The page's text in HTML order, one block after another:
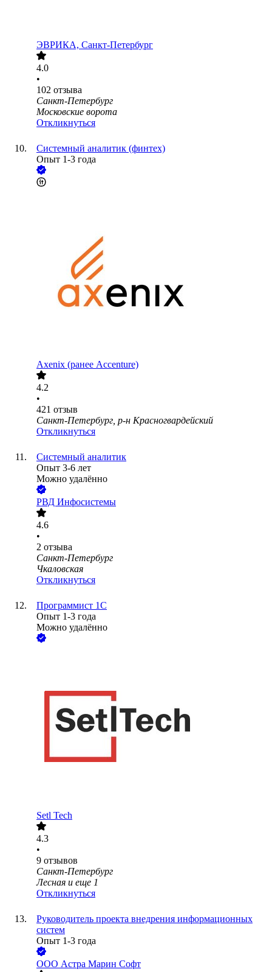
ЭВРИКА, Санкт-Петербург
4.0
•
102 отзыва
Санкт-Петербург
Московские ворота
Откликнуться
Системный аналитик (финтех)
Опыт 1-3 года
Axenix (ранее Accenture)
4.2
•
421 отзыв
Санкт-Петербург, р-н Красногвардейский
Откликнуться
Системный аналитик
Опыт 3-6 лет
Можно удалённо
РВД Инфосистемы
4.6
•
2 отзыва
Санкт-Петербург
Чкаловская
Откликнуться
Программист 1С
Опыт 1-3 года
Можно удалённо
Setl Tech
4.3
•
9 отзывов
Санкт-Петербург
Лесная и еще 1
Откликнуться
Руководитель проекта внедрения информационных
систем
Опыт 1-3 года
ООО Астра Марин Софт